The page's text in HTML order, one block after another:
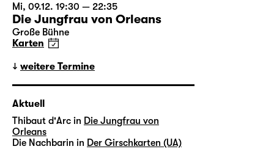
Mi, 09.12. 19:30 — 22:35
Die Jungfrau von Orleans
Große Bühne
Karten
weitere Termine
Aktuell
Thibaut d'Arc in Die Jungfrau von
Orleans
Die Nachbarin in Der Girschkarten (UA)